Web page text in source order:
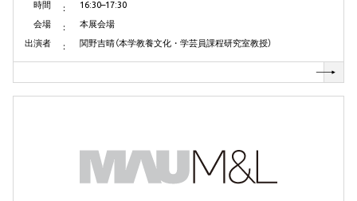
時間
16:30–17:30
会場
本展会場
出演者
関野吉晴（本学教養文化・学芸員課程研究室教授）